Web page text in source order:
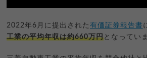
2022年6月に提出された 有価証券報告書
工業の平均年収は約660万円となってい